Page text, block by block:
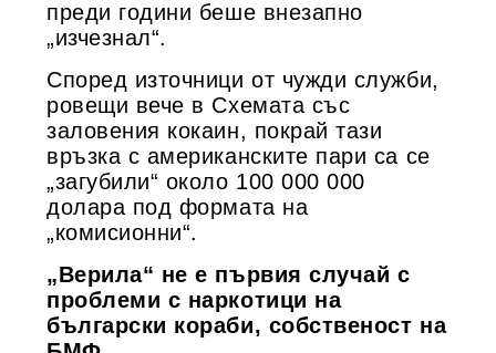
преди години беше внезапно
„изчезнал“.
Според източници от чужди служби,
ровещи вече в Схемата със
заловения кокаин, покрай тази
връзка с американските пари са се
„загубили“ около 100 000 000
долара под формата на
„комисионни“.
„Верила“ не е първия случай с
проблеми с наркотици на
български кораби, собственост на